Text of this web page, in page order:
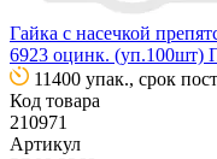
Гайка с насечкой
6923 оцинк. (уп.100шт)
11400 упак., срок
Код товара
210971
Артикул